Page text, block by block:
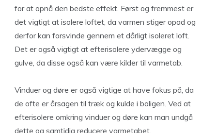
for at opnå den bedste effekt. Først og fremmest er
det vigtigt at isolere loftet, da varmen stiger opad og
derfor kan forsvinde gennem et dårligt isoleret loft.
Det er også vigtigt at efterisolere ydervægge og
gulve, da disse også kan være kilder til varmetab.
Vinduer og døre er også vigtige at have fokus på, da
de ofte er årsagen til træk og kulde i boligen. Ved at
efterisolere omkring vinduer og døre kan man undgå
dette og samtidig reducere varmetabet.